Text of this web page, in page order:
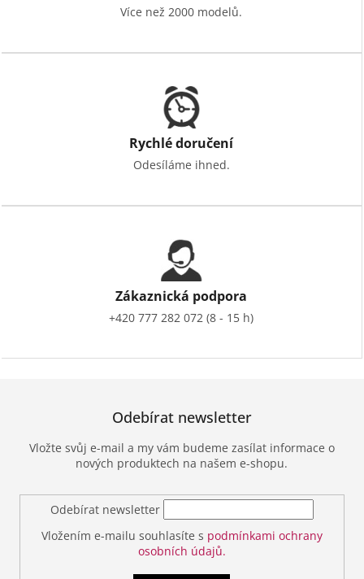
Více než 2000 modelů.
Rychlé doručení
Odesíláme ihned.
Zákaznická podpora
+420 777 282 072 (8 - 15 h)
Odebírat newsletter
Vložte svůj e-mail a my vám budeme zasílat informace o
nových produktech na našem e-shopu.
Odebírat newsletter
Vložením e-mailu souhlasíte s podmínkami ochrany
osobních údajů.